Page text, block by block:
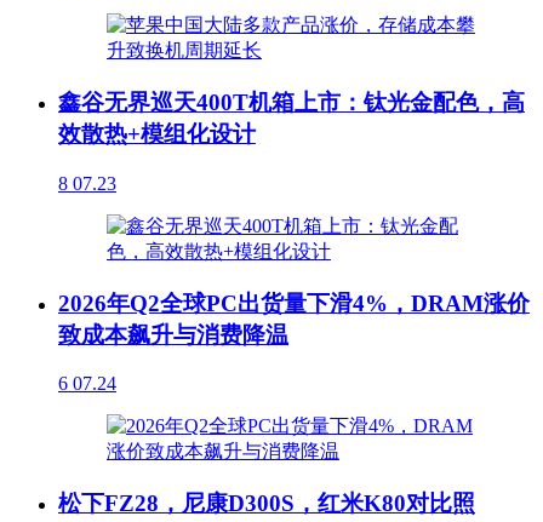
鑫谷无界巡天400T机箱上市：钛光金配色，高
效散热+模组化设计
8 07.23
2026年Q2全球PC出货量下滑4%，DRAM涨价
致成本飙升与消费降温
6 07.24
松下FZ28，尼康D300S，红米K80对比照